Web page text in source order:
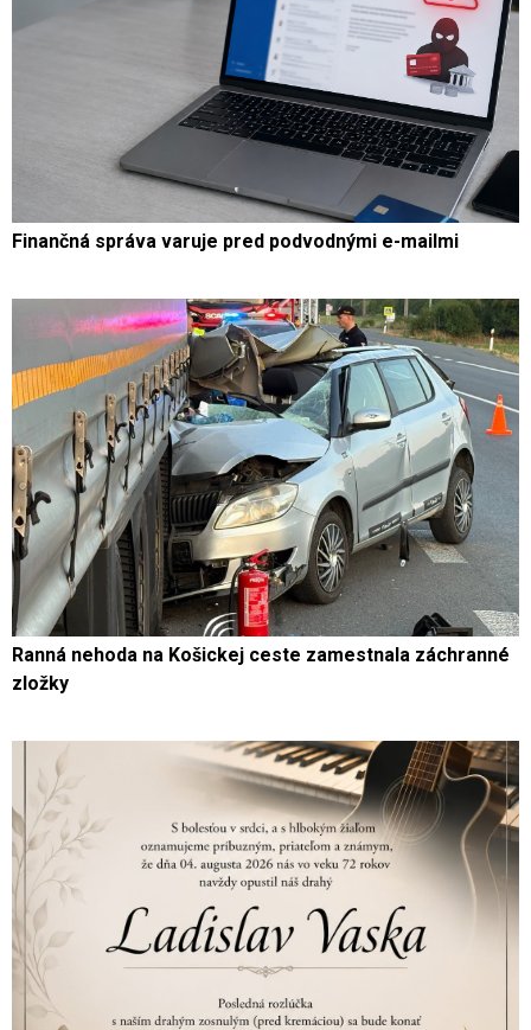
Finančná správa varuje pred podvodnými e-mailmi
Ranná nehoda na Košickej ceste zamestnala záchranné
zložky